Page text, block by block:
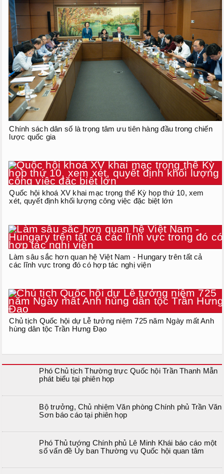
Chính sách dân số là trọng tâm ưu tiên hàng đầu trong chiến
lược quốc gia
Quốc hội khoá XV khai mạc trọng thể Kỳ họp thứ 10, xem
xét, quyết định khối lượng công việc đặc biệt lớn
Làm sâu sắc hơn quan hệ Việt Nam - Hungary trên tất cả
các lĩnh vực trong đó có hợp tác nghị viện
Chủ tịch Quốc hội dự Lễ tưởng niệm 725 năm Ngày mất Anh
hùng dân tộc Trần Hưng Đạo
Phó Chủ tịch Thường trực Quốc hội Trần Thanh Mẫn
phát biểu tại phiên họp
Bộ trưởng, Chủ nhiệm Văn phòng Chính phủ Trần Văn
Sơn báo cáo tại phiên họp
Phó Thủ tướng Chính phủ Lê Minh Khái báo cáo một
số vấn đề Ủy ban Thường vụ Quốc hội quan tâm